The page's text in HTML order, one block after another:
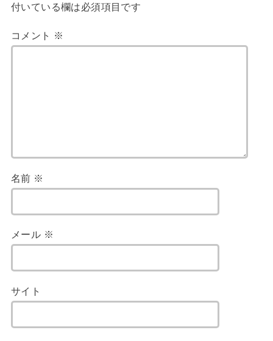
付いている欄は必須項目です
コメント ※
名前 ※
メール ※
サイト